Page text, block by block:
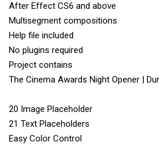
After Effect CS6 and above
Multisegment compositions
Help file included
No plugins required
Project contains
The Cinema Awards Night Opener |
20 Image Placeholder
21 Text Placeholders
Easy Color Control